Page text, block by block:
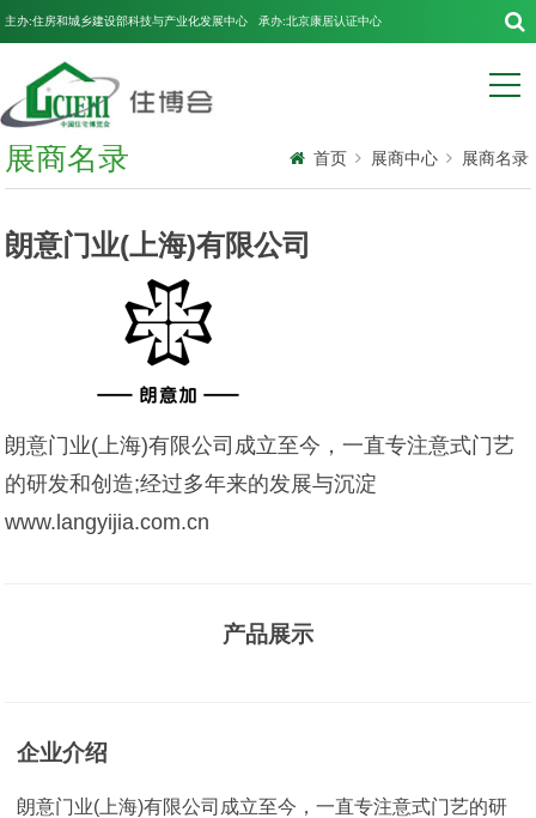
主办:住房和城乡建设部科技与产业化发展中心 承办:北京康居认证中心
展商名录 首页 展商中心 展商名录
朗意门业(上海)有限公司
朗意门业(上海)有限公司成立至今，一直专注意式门艺
的研发和创造;经过多年来的发展与沉淀
www.langyijia.com.cn
产品展示
企业介绍
朗意门业(上海)有限公司成立至今，一直专注意式门艺的研